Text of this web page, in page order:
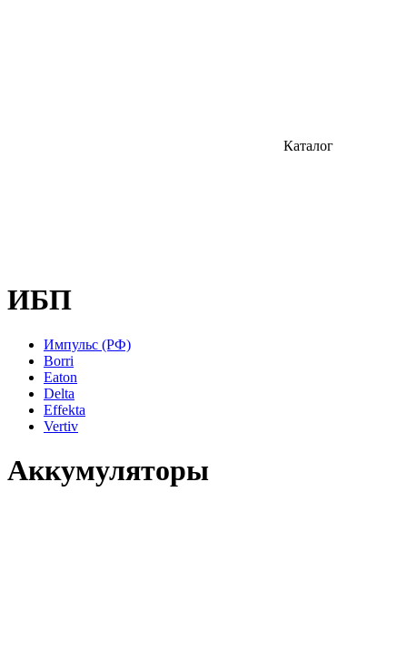
Каталог
ИБП
Импульс (РФ)
Borri
Eaton
Delta
Effekta
Vertiv
Аккумуляторы